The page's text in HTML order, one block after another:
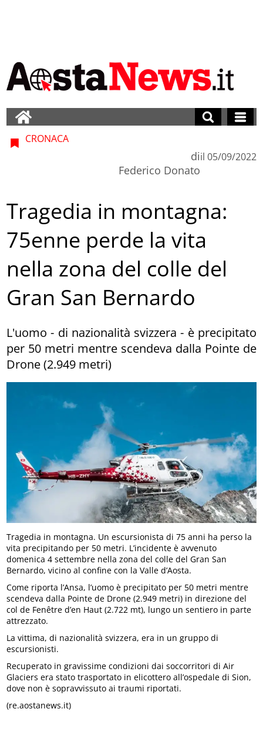
CRONACA
di
Federico Donato
il 05/09/2022
Tragedia in montagna:
75enne perde la vita
nella zona del colle del
Gran San Bernardo
L'uomo - di nazionalità svizzera - è precipitato
per 50 metri mentre scendeva dalla Pointe de
Drone (2.949 metri)
Tragedia in montagna. Un escursionista di 75 anni ha perso la
vita precipitando per 50 metri. L’incidente è avvenuto
domenica 4 settembre nella zona del colle del Gran San
Bernardo, vicino al confine con la Valle d’Aosta.
Come riporta l’Ansa, l’uomo è precipitato per 50 metri mentre
scendeva dalla Pointe de Drone (2.949 metri) in direzione del
col de Fenêtre d’en Haut (2.722 mt), lungo un sentiero in parte
attrezzato.
La vittima, di nazionalità svizzera, era in un gruppo di
escursionisti.
Recuperato in gravissime condizioni dai soccorritori di Air
Glaciers era stato trasportato in elicottero all’ospedale di Sion,
dove non è sopravvissuto ai traumi riportati.
(re.aostanews.it)